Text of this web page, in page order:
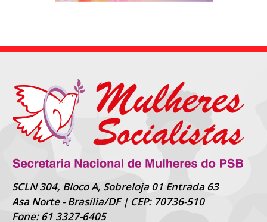
SCLN 304, Bloco A, Sobreloja 01 Entrada 63
Asa Norte - Brasília/DF | CEP: 70736-510
Fone: 61 3327-6405